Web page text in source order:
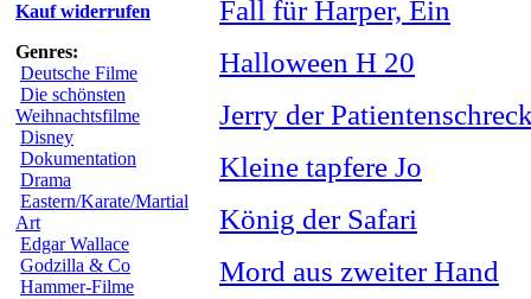
Kauf widerrufen
Genres:
Deutsche Filme
Die schönsten
Weihnachtsfilme
Disney
Dokumentation
Drama
Eastern/Karate/Martial
Art
Edgar Wallace
Godzilla & Co
Hammer-Filme
Fall für Harper, Ein
Halloween H 20
Jerry der
Kleine tapfere Jo
König der Safari
Mord aus zweiter Hand